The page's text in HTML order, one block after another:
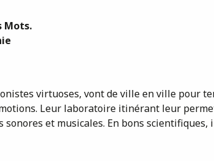
Mots.
virtuoses, vont de ville en ville pour
Leur laboratoire itinérant leur
sonores et musicales. En bons